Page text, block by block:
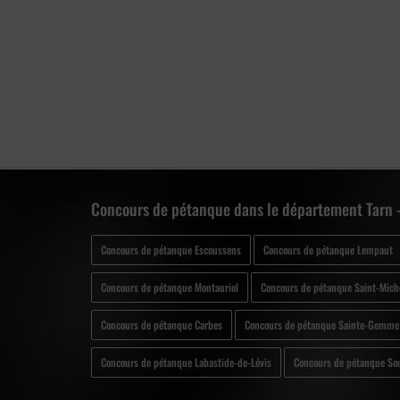
Concours de pétanque dans le département Tarn
Concours de pétanque Escoussens Concours de pétanque Lempaut
Concours de pétanque Montauriol Concours de pétanque Saint-
Concours de pétanque Carbes Concours de pétanque Sainte-Gemme
Concours de pétanque Labastide-de-Lévis Concours de pétanque